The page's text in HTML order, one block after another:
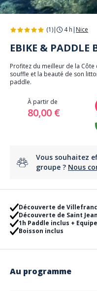
(1)| 4 h | Nice
EBIKE & PADDLE
Profitez du meilleur de la Côte
souffle et la beauté de son
paddle.
À partir de
80,00 €
Vous souhaitez
groupe ? Nous
Découverte de
Découverte de Saint
1h Paddle inclus +
Boisson inclus
Au programme